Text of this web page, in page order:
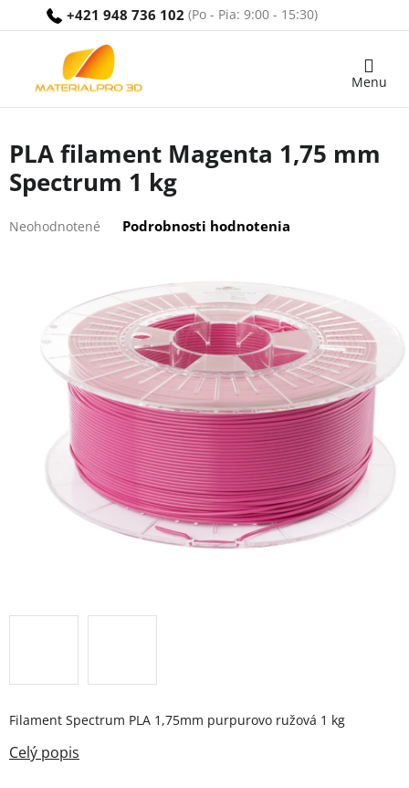
+421 948 736 102
Nákupný
PLA filament Magenta 1,75 mm
Spectrum 1 kg
hodnotenie
hviezdičiek.
Neohodnotené Podrobnosti hodnotenia
Filament Spectrum PLA 1,75mm purpurovo ružová 1 kg